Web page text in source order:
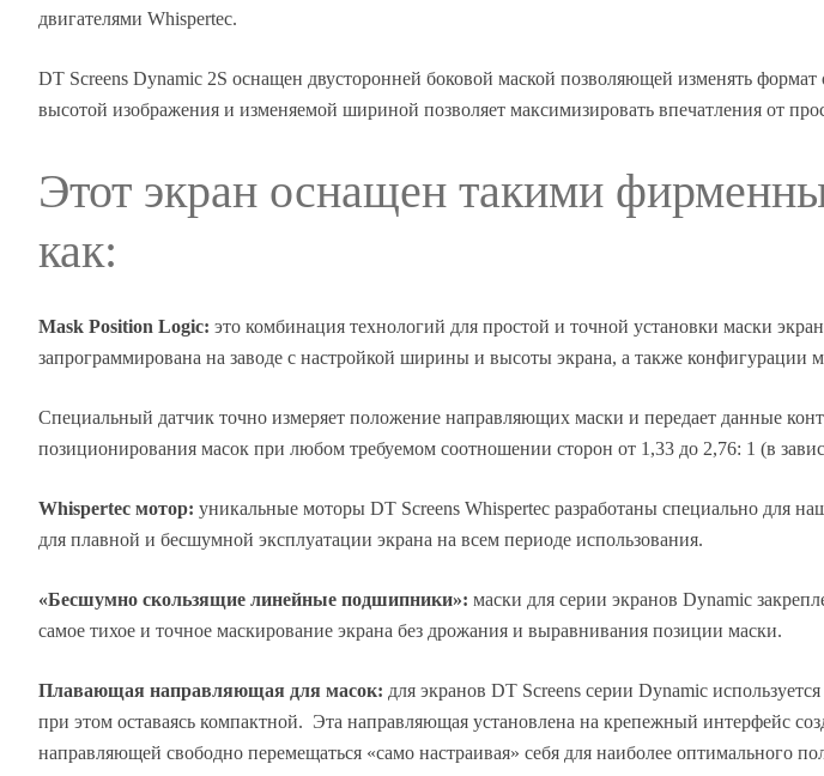
Описание
двигателями Whispertec.
DT Screens Dynamic 2S оснащен двусторонней боковой маской позволяющей изменять
высотой изображения и изменяемой шириной позволяет максимизировать впечатления от
Этот экран оснащен такими
как:
Mask Position Logic: это комбинация технологий для простой и точной установки маски
запрограммирована на заводе с настройкой ширины и высоты экрана, а также конфигурации
Специальный датчик точно измеряет положение направляющих маски и передает данные
позиционирования масок при любом требуемом соотношении сторон от 1,33 до 2,76: 1 (в
Whispertec мотор: уникальные моторы DT Screens Whispertec разработаны специально для
для плавной и бесшумной эксплуатации экрана на всем периоде использования.
«Бесшумно скользящие линейные подшипники»: маски для серии экранов Dynamic
самое тихое и точное маскирование экрана без дрожания и выравнивания позиции маски.
Плавающая направляющая для масок: для экранов DT Screens серии Dynamic
при этом оставаясь компактной. Эта направляющая установлена на крепежный интерфейс
направляющей свободно перемещаться «само настраивая» себя для наиболее оптимального